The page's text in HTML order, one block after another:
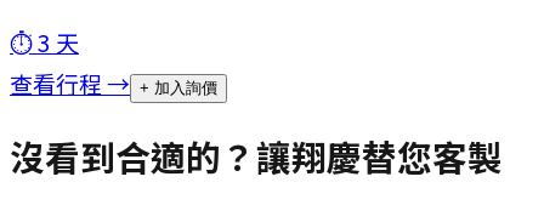
⏱3 天
查看行程 → + 加入詢價
沒看到合適的？讓翔慶替您客製